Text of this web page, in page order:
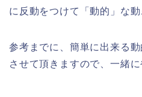
に反動をつけて「動的」な
参考までに、簡単に出来る
させて頂きますので、一緒に